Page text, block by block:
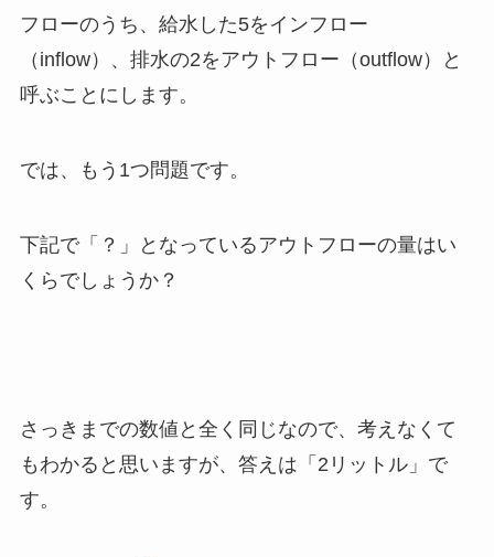
フローのうち、給水した5を インフロー
（inflow）、排水の2をアウトフロー （outflow）と
呼ぶことにします。
では、もう1つ問題です。
下記で「？」となっているアウトフローの量はい
くらでしょうか？
さっきまでの数値と全く同じなので、考えなくて
もわかると思いますが、答えは「2リットル」で
す。